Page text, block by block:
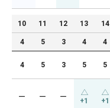
10 11 12 13 14
4 5 3 4 4
4 5 3 5 5
ー ー ー +1 +1